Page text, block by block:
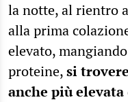
la notte, al rientro
alla prima
elevato,
proteine,si
anche più elevata